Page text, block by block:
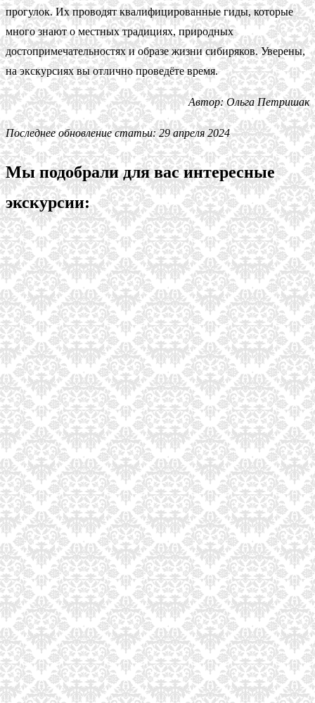
прогулок. Их проводят квалифицированные гиды, которые
много знают о местных традициях, природных
достопримечательностях и образе жизни сибиряков. Уверены,
на экскурсиях вы отлично проведёте время.
Автор: Ольга Петришак
Последнее обновление статьи: 29 апреля 2024
Мы подобрали для вас интересные
экскурсии: